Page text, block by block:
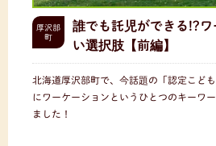
厚沢部
町
誰でも託児ができる!?
い選択肢【前編】
北海道厚沢部町で、今話題の「認定こど
にワーケーションというひとつのキーワ
ました！